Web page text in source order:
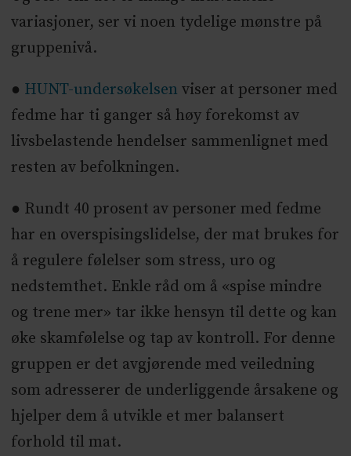
variasjoner, ser vi noen tydelige mønstre på
gruppenivå.
● HUNT-undersøkelsen viser at personer med
fedme har ti ganger så høy forekomst av
livsbelastende hendelser sammenlignet med
resten av befolkningen.
● Rundt 40 prosent av personer med fedme
har en overspisingslidelse, der mat brukes for
å regulere følelser som stress, uro og
nedstemthet. Enkle råd om å «spise mindre
og trene mer» tar ikke hensyn til dette og kan
øke skamfølelse og tap av kontroll. For denne
gruppen er det avgjørende med veiledning
som adresserer de underliggende årsakene og
hjelper dem å utvikle et mer balansert
forhold til mat.